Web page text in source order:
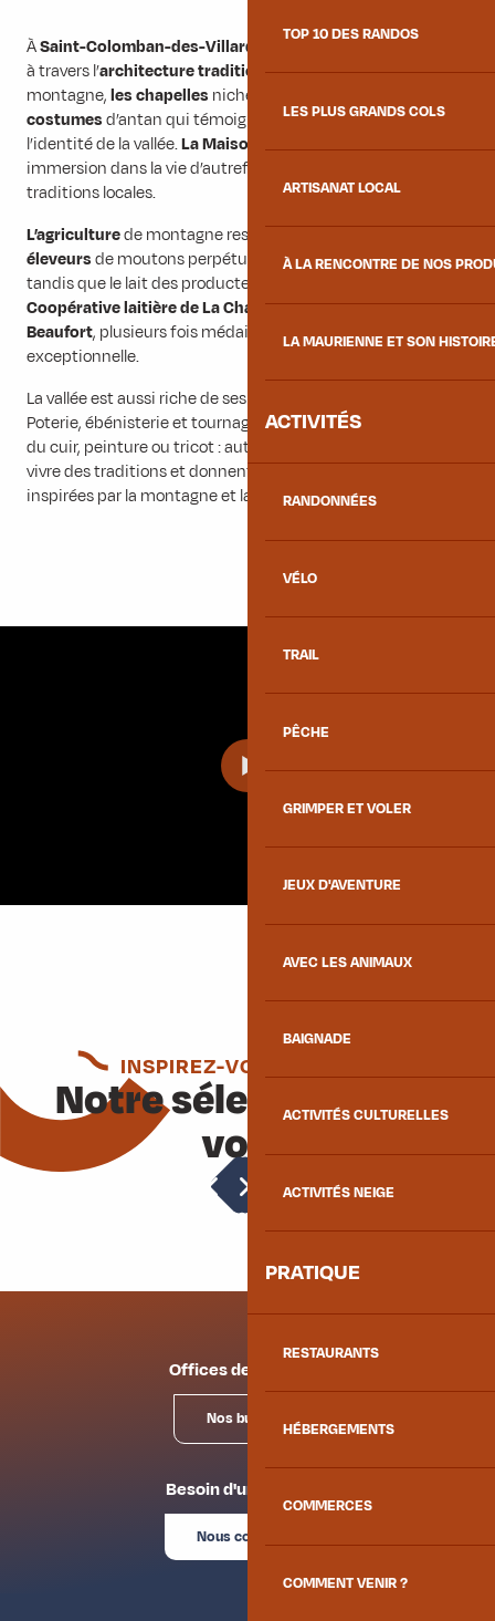
TOP 10 DES RANDOS
LES PLUS GRANDS COLS
ARTISANAT LOCAL
À LA RENCONTRE DE NOS
LA MAURIENNE ET SON
ACTIVITÉS
RANDONNÉES
VÉLO
TRAIL
PÊCHE
GRIMPER ET VOLER
JEUX D'AVENTURE
AVEC LES ANIMAUX
BAIGNADE
ACTIVITÉS CULTURELLES
ACTIVITÉS NEIGE
PRATIQUE
RESTAURANTS
HÉBERGEMENTS
COMMERCES
COMMENT VENIR ?
ÀSaint-Colomban-des-Villards
, le patrimoine se découvre
à travers l’architecture traditionnelledes maisons de
montagne,les chapelles nichées dans les hameaux et les
costumesd’antan qui témoignent de l’histoire et de
l’identité de la vallée.La Maison du Patrimoinepropose une
immersion dans la vie d’autrefois en retraçant culture et
traditions locales.
L’agriculturede montagne reste une activité essentielle. Les
éleveursde moutons perpétuent les pratiques pastorales,
tandis que le lait des producteurs locaux est transformé à la
Coopérative laitière de La Chambrepour produire le
Beaufort, plusieurs fois médaillé pour sa qualité
exceptionnelle.
La vallée est aussi riche de ses
Poterie, ébénisterie et tournage sur bois, sculpture, travail
du cuir, peinture ou tricot : autant de savoir-faire qui font
vivre des traditions et donnent naissance à des créations
inspirées par la montagne et la vie locale.
INSPIREZ-VOUS ENCORE
Notre sélection pour
vous
Accès et informations pratiques
Offices de tourisme
Nos bureaux
Besoin d'un conseil ?
Nous contacter